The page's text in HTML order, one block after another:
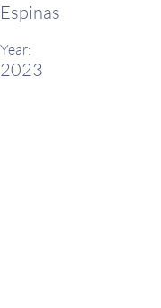
Espinas
Year:
2023